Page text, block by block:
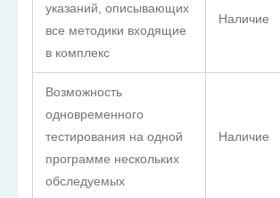
указаний, описывающих
все методики входящие
в комплекс
Наличие
Возможность
одновременного
тестирования на одной
программе нескольких
обследуемых
Наличие